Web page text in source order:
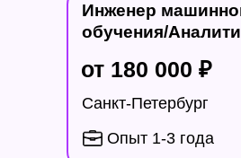
Опыт 1-3 года
Санкт-Петербург
от 180 000 ₽
Инженер
обучения/